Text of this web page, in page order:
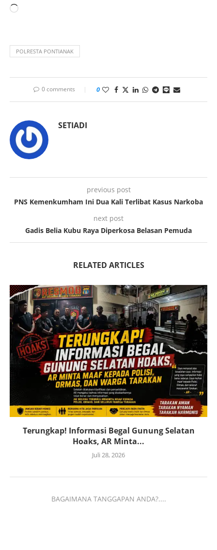
POLRESTA PONTIANAK
0 comments 0
SETIADI
previous post
PNS Kemenkumham Ini Dua Kali Terlibat Kasus Narkoba
next post
Gadis Belia Kubu Raya Diperkosa Belasan Pemuda
RELATED ARTICLES
Terungkap! Informasi Begal Gunung Selatan
Hoaks, AR Minta...
Juli 28, 2026
BAGAIMANA TANGGAPAN ANDA?....